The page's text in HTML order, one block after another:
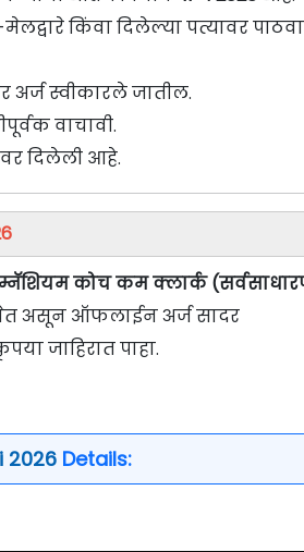
किंवा दिलेल्या पत्यावर
अर्ज स्वीकारले जातील.
वाचावी.
दिलेली आहे.
कोच कम क्लार्क
येत असून ऑफलाईन अर्ज सादर
जाहिरात पाहा.
2026Details: